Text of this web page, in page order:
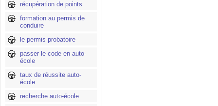
récupération de points
formation au permis de
conduire
le permis probatoire
passer le code en auto-
école
taux de réussite auto-
école
recherche auto-école